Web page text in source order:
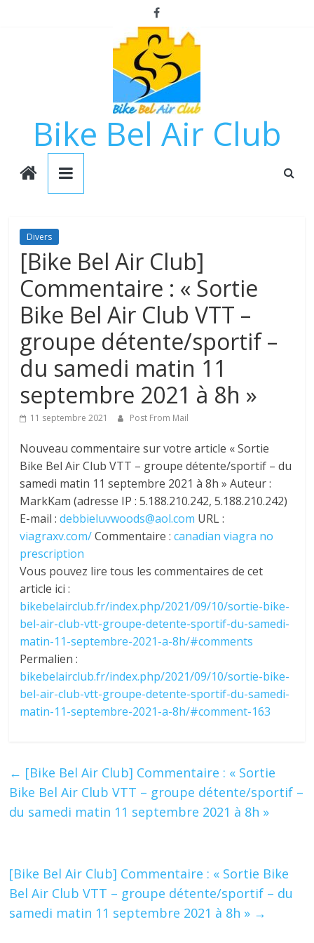
Bike Bel Air Club
Divers
[Bike Bel Air Club]
Commentaire : « Sortie
Bike Bel Air Club VTT –
groupe détente/sportif –
du samedi matin 11
septembre 2021 à 8h »
11 septembre 2021 Post From Mail
Nouveau commentaire sur votre article « Sortie
Bike Bel Air Club VTT – groupe détente/sportif – du
samedi matin 11 septembre 2021 à 8h » Auteur :
MarkKam (adresse IP : 5.188.210.242, 5.188.210.242)
E-mail :debbieluvwoods@aol.com URL :
viagraxv.com/Commentaire :canadian viagra no
prescription
Vous pouvez lire tous les commentaires de cet
article ici :
bikebelairclub.fr/index.php/2021/09/10/sortie-bike-
bel-air-club-vtt-groupe-detente-sportif-du-samedi-
matin-11-septembre-2021-a-8h/#comments
Permalien :
bikebelairclub.fr/index.php/2021/09/10/sortie-bike-
bel-air-club-vtt-groupe-detente-sportif-du-samedi-
matin-11-septembre-2021-a-8h/#comment-163
← [Bike Bel Air Club] Commentaire : « Sortie
Bike Bel Air Club VTT – groupe détente/sportif –
du samedi matin 11 septembre 2021 à 8h »
[Bike Bel Air Club] Commentaire : « Sortie Bike
Bel Air Club VTT – groupe détente/sportif – du
samedi matin 11 septembre 2021 à 8h » →